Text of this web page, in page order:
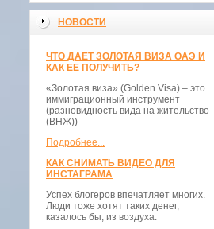
НОВОСТИ
ЧТО ДАЕТ ЗОЛОТАЯ ВИЗА ОАЭ И
КАК ЕЕ ПОЛУЧИТЬ?
«Золотая виза» (Golden Visa) – это
иммиграционный инструмент
(разновидность вида на жительство
(ВНЖ))
Подробнее...
КАК СНИМАТЬ ВИДЕО ДЛЯ
ИНСТАГРАМА
Успех блогеров впечатляет многих.
Люди тоже хотят таких денег,
казалось бы, из воздуха.